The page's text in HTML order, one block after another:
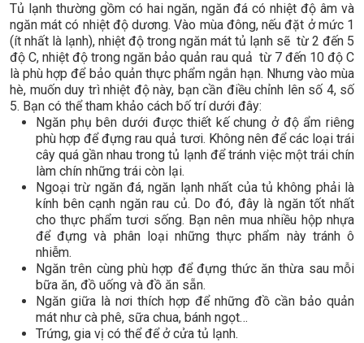
Tủ lạnh thường gồm có hai ngăn, ngăn đá có nhiệt độ âm và
ngăn mát có nhiệt độ dương. Vào mùa đông, nếu đặt ở mức 1
(ít nhất là lạnh), nhiệt độ trong ngăn mát tủ lạnh sẽ từ 2 đến 5
độ C, nhiệt độ trong ngăn bảo quản rau quả từ 7 đến 10 độ C
là phù hợp để bảo quản thực phẩm ngắn hạn. Nhưng vào mùa
hè, muốn duy trì nhiệt độ này, bạn cần điều chỉnh lên số 4, số
5. ​​Bạn có thể tham khảo cách bố trí dưới đây:
Ngăn phụ bên dưới được thiết kế chung ở độ ẩm riêng
phù hợp để đựng rau quả tươi. Không nên để các loại trái
cây quá gần nhau trong tủ lạnh để tránh việc một trái chín
làm chín những trái còn lại.
Ngoại trừ ngăn đá, ngăn lạnh nhất của tủ không phải là
kính bên cạnh ngăn rau củ. Do đó, đây là ngăn tốt nhất
cho thực phẩm tươi sống. Bạn nên mua nhiều hộp nhựa
để đựng và phân loại những thực phẩm này tránh ô
nhiễm.
Ngăn trên cùng phù hợp để đựng thức ăn thừa sau mỗi
bữa ăn, đồ uống và đồ ăn sẵn.
Ngăn giữa là nơi thích hợp để những đồ cần bảo quản
mát như cà phê, sữa chua, bánh ngọt…
Trứng, gia vị có thể để ở cửa tủ lạnh.